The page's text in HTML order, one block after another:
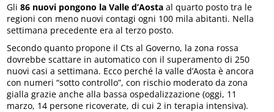
Gli 86 nuovi pongono la Valle d’Aosta al quarto posto tra le
regioni con meno nuovi contagi ogni 100 mila abitanti. Nella
settimana precedente era al terzo posto.
Secondo quanto propone il Cts al Governo, la zona rossa
dovrebbe scattare in automatico con il superamento di 250
nuovi casi a settimana. Ecco perché la valle d’Aosta è ancora
con numeri “sotto controllo”, con rischio moderato da zona
gialla grazie anche alla bassa ospedalizzazione (oggi, 11
marzo, 14 persone ricoverate, di cui 2 in terapia intensiva).